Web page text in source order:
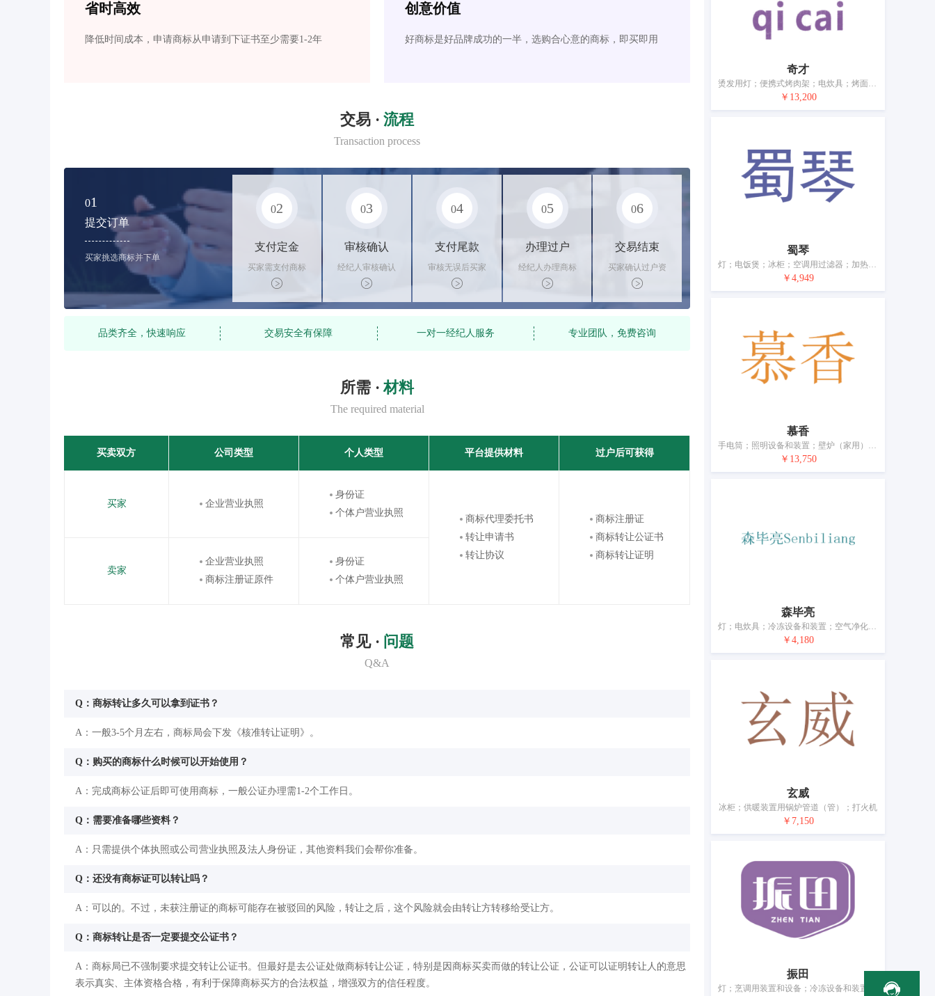
省时高效
降低时间成本，申请商标从申请到下证书至少需要1-2年
创意价值
好商标是好品牌成功的一半，选购合心意的商标，即买即用
交易 · 流程
Transaction process
01
提交订单
买家挑选商标并下单
02
支付定金
买家需支付商标
标价的10%的购
买订金
03
审核确认
经纪人审核确认
商标状态
04
支付尾款
审核无误后买家
支付尾款，卖家
办理相关手续
05
办理过户
经纪人办理商标
转让手续，交付
相关证书
06
交易结束
买家确认过户资
料后，平台解冻
资金支付卖家
品类齐全，快速响应 交易安全有保障 一对一经纪人服务 专业团队，免费咨询
所需 · 材料
The required material
买卖双方 公司类型 个人类型 平台提供材料 过户后可获得
买家 企业营业执照
身份证
个体户营业执照
商标代理委托书
转让申请书
转让协议
商标注册证
商标转让公证书
商标转让证明
卖家
企业营业执照
商标注册证原件
身份证
个体户营业执照
常见 · 问题
Q&A
Q：商标转让多久可以拿到证书？
A：一般3-5个月左右，商标局会下发《核准转让证明》。
Q：购买的商标什么时候可以开始使用？
A：完成商标公证后即可使用商标，一般公证办理需1-2个工作日。
Q：需要准备哪些资料？
A：只需提供个体执照或公司营业执照及法人身份证，其他资料我们会帮你准备。
Q：还没有商标证可以转让吗？
A：可以的。不过，未获注册证的商标可能存在被驳回的风险，转让之后，这个风险就会由转让方转移给受让方。
Q：商标转让是否一定要提交公证书？
A：商标局已不强制要求提交转让公证书。但最好是去公证处做商标转让公证，特别是因商标买卖而做的转让公证，公证可以证明转让人的意思
表示真实、主体资格合格，有利于保障商标买方的合法权益，增强双方的信任程度。
奇才
烫发用灯；便携式烤肉架；电炊具；烤面包器；冷藏室；制冰机和设备；空气调节设备
￥13,200
蜀琴
灯；电饭煲；冰柜；空调用过滤器；加热装置；喷水器；坐浴浴盆；消毒设备；电热地毯；打火机
￥4,949
慕香
手电筒；照明设备和装置；壁炉（家用）；热风枪；管道（卫生设备部件）；龙头；卫生器械和设备；卫生间用干手器；抽水马桶；打火机
￥13,750
森毕亮
灯；电炊具；冷冻设备和装置；空气净化装置和机器；加热装置；供暖装置；暖气片；浴室装置；水净化装置；电暖器
￥4,180
玄威
冰柜；供暖装置用锅炉管道（管）；打火机
￥7,150
振田